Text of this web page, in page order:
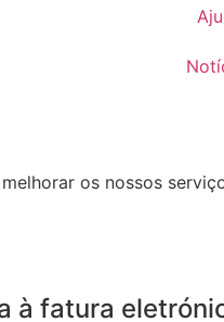
os nossos
à fatura